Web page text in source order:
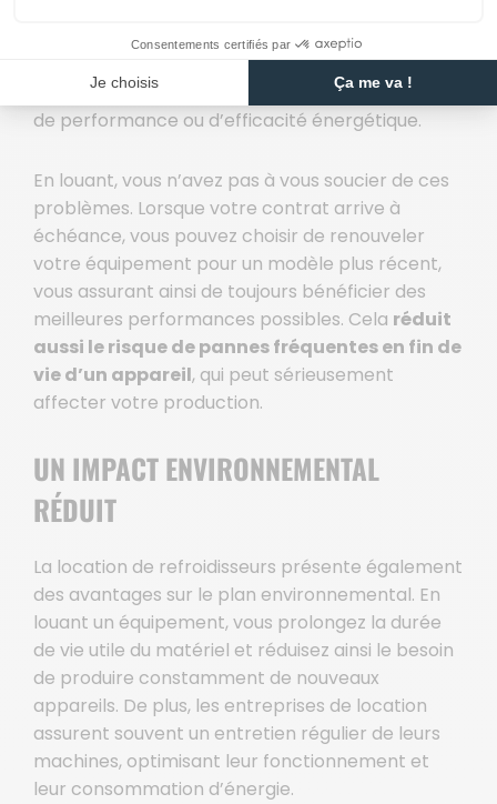
équipement. Les technologies vieillissent
rapidement, et après quelques années, votre
modèle pourrait ne plus répondre aux standards
de performance ou d’efficacité énergétique.
En louant, vous n’avez pas à vous soucier de ces
problèmes. Lorsque votre contrat arrive à
échéance, vous pouvez choisir de renouveler
votre équipement pour un modèle plus récent,
vous assurant ainsi de toujours bénéficier des
meilleures performances possibles. Cela réduit
aussi le risque de pannes fréquentes en fin de
vie d’un appareil, qui peut sérieusement
affecter votre production.
UN IMPACT ENVIRONNEMENTAL
RÉDUIT
La location de refroidisseurs présente également
des avantages sur le plan environnemental. En
louant un équipement, vous prolongez la durée
de vie utile du matériel et réduisez ainsi le besoin
de produire constamment de nouveaux
appareils. De plus, les entreprises de location
assurent souvent un entretien régulier de leurs
machines, optimisant leur fonctionnement et
leur consommation d’énergie.